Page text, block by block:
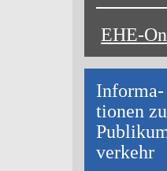
EHE-
Informa­
tionen
verkehr